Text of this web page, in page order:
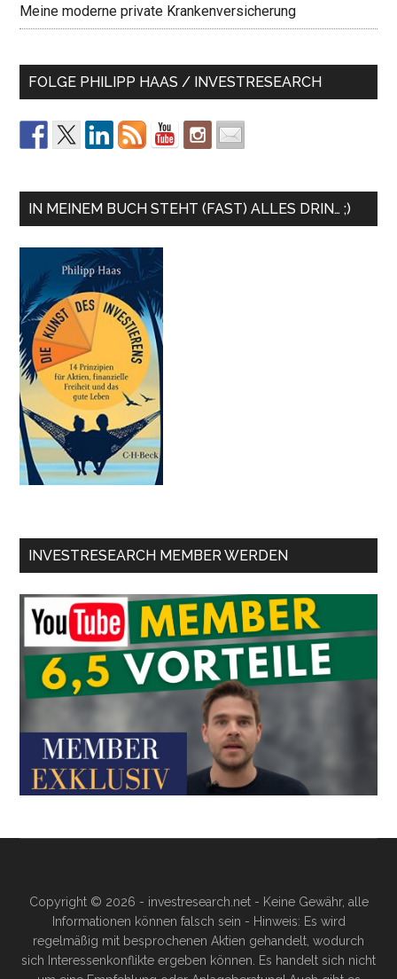
Meine moderne private Krankenversicherung
FOLGE PHILIPP HAAS / INVESTRESEARCH
IN MEINEM BUCH STEHT (FAST) ALLES DRIN… ;)
INVESTRESEARCH MEMBER WERDEN
Copyright © 2026 - investresearch.net - Keine Gewähr, alle
Informationen können falsch sein - Hinweis: Es wird
regelmäßig mit besprochenen Aktien gehandelt, wodurch
sich Interessenkonflikte ergeben können. Es handelt sich nicht